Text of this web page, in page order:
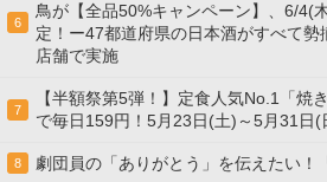
6
鳥が【全品50%キャンペーン】、6/4(
定！ー47都道府県の日本酒がすべて
店舗で実施
7
【半額祭第5弾！】定食人気No.1「焼
で毎日159円！5月23日(土)～5月31日(
8 劇団員の「ありがとう」を伝えたい！